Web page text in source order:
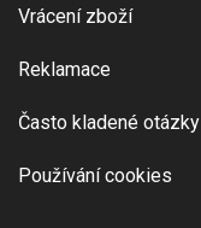
Vrácení zboží
Reklamace
Často kladené otázky
Používání cookies